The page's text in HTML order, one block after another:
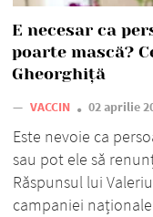
E necesar ca
poarte mască?
Gheorghiță
— VACCIN 02 aprilie
Este nevoie ca
sau pot ele să
Răspunsul lui
campaniei